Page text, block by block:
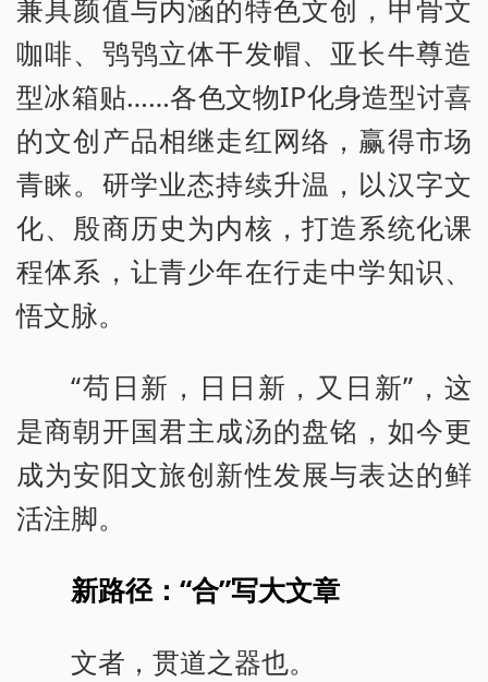
兼具颜值与内涵的特色文创，甲骨文
咖啡、鸮鸮立体干发帽、亚长牛尊造
型冰箱贴……各色文物IP化身造型讨喜
的文创产品相继走红网络，赢得市场
青睐。研学业态持续升温，以汉字文
化、殷商历史为内核，打造系统化课
程体系，让青少年在行走中学知识、
悟文脉。
“苟日新，日日新，又日新”，这
是商朝开国君主成汤的盘铭，如今更
成为安阳文旅创新性发展与表达的鲜
活注脚。
新路径：“合”写大文章
文者，贯道之器也。